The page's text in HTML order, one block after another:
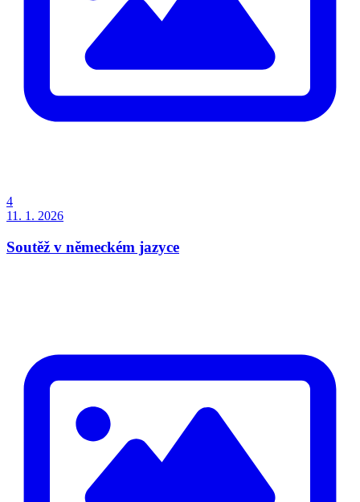
4
11. 1. 2026
Soutěž v německém jazyce